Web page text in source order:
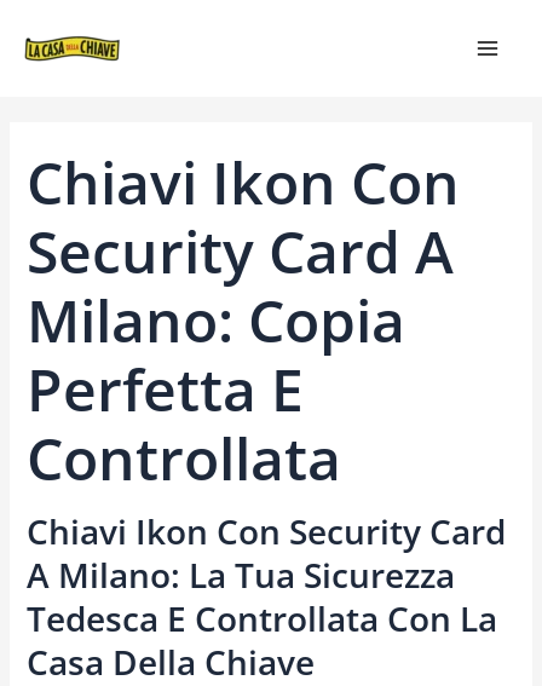
Chiavi Ikon Con
Security Card A
Milano: Copia
Perfetta E
Controllata
Chiavi Ikon Con Security Card
A Milano: La Tua Sicurezza
Tedesca E Controllata Con La
Casa Della Chiave
ARTICOLI